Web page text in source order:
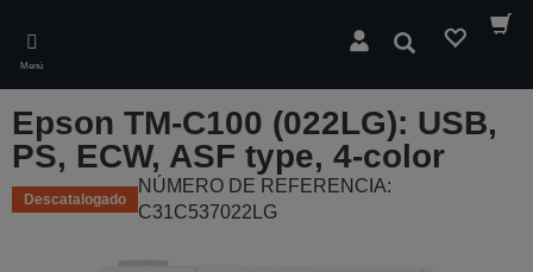
main
content
Menú
Buscar
Epson TM-C100 (022LG): USB,
PS, ECW, ASF type, 4-color
Descatalogado
NÚMERO DE REFERENCIA:
C31C537022LG